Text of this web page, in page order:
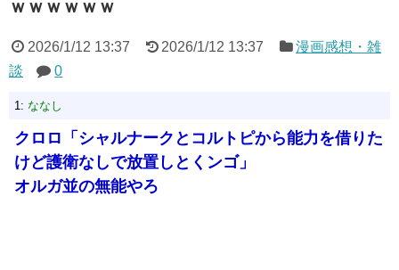
ｗｗｗｗｗｗ
2026/1/12 13:37 2026/1/12 13:37
漫画感想・雑
談
0
1: ななし
クロロ「シャルナークとコルトピから能力を借りた
けど護衛なしで放置しとくンゴ」
オルガ並の無能やろ